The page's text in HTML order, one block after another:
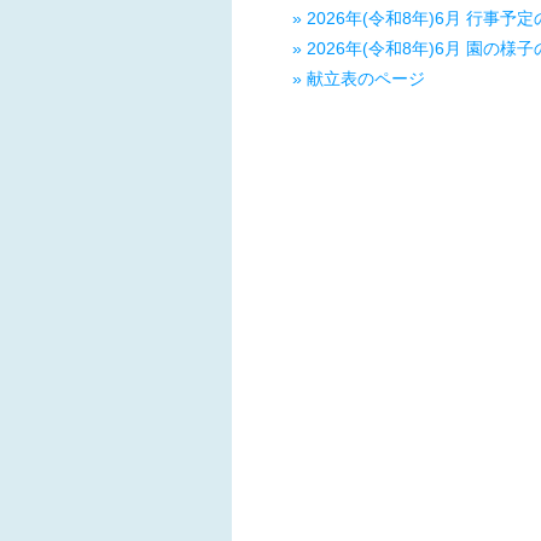
» 2026年(令和8年)6月 行事予定
» 2026年(令和8年)6月 園の様子
» 献立表のページ